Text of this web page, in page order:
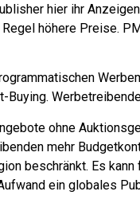
hier ihr
höhere Preise.
ohne
mehr
beschränkt. Es
ein globales